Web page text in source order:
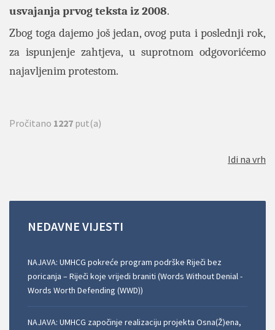
usvajanja prvog teksta iz 2008.
Zbog toga dajemo još jedan, ovog puta i poslednji rok,
za ispunjenje zahtjeva, u suprotnom odgovorićemo
najavljenim protestom.
Pročitano 1227 put(a)
Idi na vrh
NEDAVNE VIJESTI
NAJAVA: UMHCG pokreće program podrške Riječi bez
poricanja – Riječi koje vrijedi braniti (Words Without Denial -
Words Worth Defending (WWD))
NAJAVA: UMHCG započinje realizaciju projekta Osna(Ž)ena,